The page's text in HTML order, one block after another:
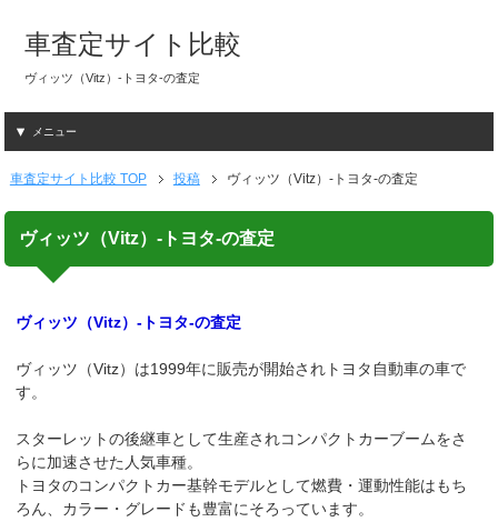
車査定サイト比較
ヴィッツ（Vitz）-トヨタ-の査定
メニュー
車査定サイト比較 TOP 投稿 ヴィッツ（Vitz）-トヨタ-の査定
ヴィッツ（Vitz）-トヨタ-の査定
ヴィッツ（Vitz）-トヨタ-の査定
ヴィッツ（Vitz）は1999年に販売が開始されトヨタ自動車の車で
す。
スターレットの後継車として生産されコンパクトカーブームをさ
らに加速させた人気車種。
トヨタのコンパクトカー基幹モデルとして燃費・運動性能はもち
ろん、カラー・グレードも豊富にそろっています。